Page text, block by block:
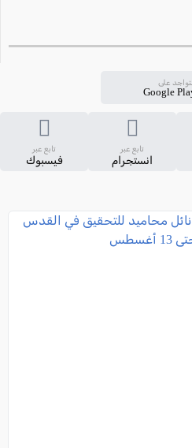
على
Google
تابع عبر
انستجرام
تابع عبر
فيسبوك